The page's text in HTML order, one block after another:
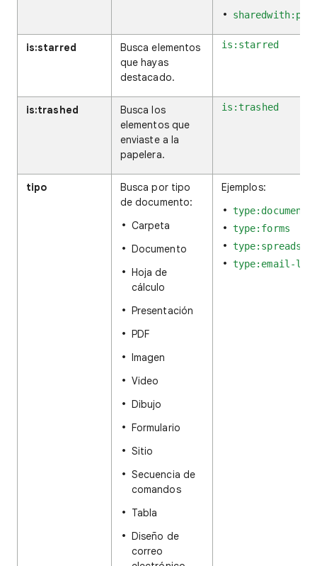
is:starred
Busca elementos
que hayas
destacado.
is:starred
is:trashed
Busca los
elementos que
enviaste a la
papelera.
is:trashed
tipo
Busca por tipo
de documento:
Carpeta
Documento
Hoja de
cálculo
Presentación
PDF
Imagen
Video
Dibujo
Formulario
Sitio
Secuencia de
comandos
Tabla
Diseño de
correo
Ejemplos:
type:document
type:forms
type:email-